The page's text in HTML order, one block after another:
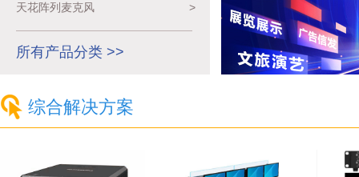
天花阵列麦克风 >
所有产品分类 >>
综合解决方案